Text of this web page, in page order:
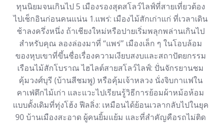
ทุนนิยมจนเกินไป 5 เมืองรองสุดสโลว์ไลฟ์ที่สายเที่ยวต้อง
ไปเช็กอินก่อนคนแน่น 1.แพร่: เมืองไม้สักเก่าแก่ ที่เวลาเดิน
ช้าลงครึ่งหนึ่ง ถ้าเชียงใหม่หรือปายเริ่มพลุกพล่านเกินไป
สำหรับคุณ ลองล่องมาที่ “แพร่” เมืองเล็ก ๆ ในโอบล้อม
ของหุบเขาที่ขึ้นชื่อเรื่องความเงียบสงบและสถาปัตยกรรม
เรือนไม้สักโบราณ ไฮไลต์สายสโลว์ไลฟ์: ปั่นจักรยานชม
คุ้มวงศ์บุรี (บ้านสีชมพู) หรือคุ้มเจ้าหลวง นั่งจิบกาแฟใน
คาเฟ่ตึกไม้เก่า และแวะไปเรียนรู้วิธีการย้อมผ้าหม้อห้อม
แบบดั้งเดิมที่ทุ่งโฮ้ง ฟีลลิ่ง: เหมือนได้ย้อนเวลากลับไปในยุค
90 บ้านเมืองสะอาด ผู้คนยิ้มแย้ม และที่สำคัญคือรถไม่ติด